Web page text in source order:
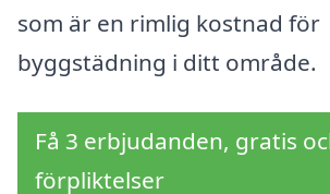
som är en rimlig kostnad för
byggstädning i ditt område.
Få 3 erbjudanden, gratis
förpliktelser